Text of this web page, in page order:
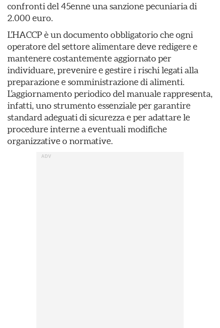
confronti del 45enne una sanzione pecuniaria di
2.000 euro.
L’HACCP è un documento obbligatorio che ogni
operatore del settore alimentare deve redigere e
mantenere costantemente aggiornato per
individuare, prevenire e gestire i rischi legati alla
preparazione e somministrazione di alimenti.
L’aggiornamento periodico del manuale rappresenta,
infatti, uno strumento essenziale per garantire
standard adeguati di sicurezza e per adattare le
procedure interne a eventuali modifiche
organizzative o normative.